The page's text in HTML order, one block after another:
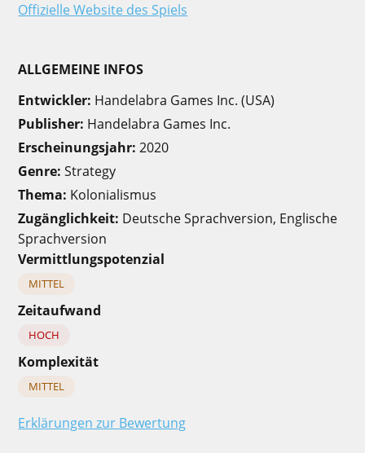
Offizielle Website des Spiels
ALLGEMEINE INFOS
Entwickler: Handelabra Games Inc. (USA)
Publisher: Handelabra Games Inc.
Erscheinungsjahr: 2020
Genre: Strategy
Thema: Kolonialismus
Zugänglichkeit: Deutsche Sprachversion, Englische
Sprachversion
Vermittlungspotenzial
MITTEL
Zeitaufwand
HOCH
Komplexität
MITTEL
Erklärungen zur Bewertung